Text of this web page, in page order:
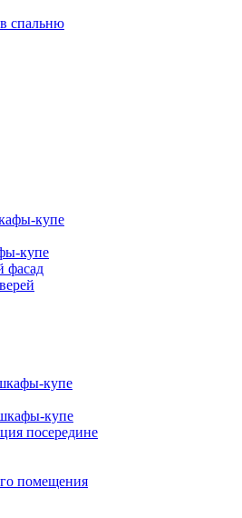
спальню
купе
купе
фасад
купе
купе
посередине
помещения